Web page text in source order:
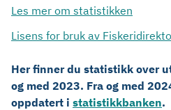
Les mer om statistikken
Lisens for bruk av
Her finner du statistikk over
og med 2023. Fra og med
oppdatert i statistikkbanken.